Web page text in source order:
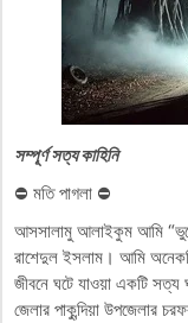
সম্পূর্ণ সত্য কাহিনি
⛔ মতি পাগলা ⛔
আসসালামু আলাইকুম আমি
রাশেদুল ইসলাম। আমি
জীবনে ঘটে যাওয়া একটি সত্য
জেলার পাকুন্দিয়া উপজেলার